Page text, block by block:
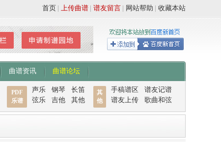
收藏本站
网站帮助
谱友留言
上传曲谱
首页
曲谱资讯 曲谱论坛
PDF
乐谱
声乐 钢琴
长笛
弦乐
吉他 其他
其
他
手稿谱区
谱友记谱
谱友上传
歌曲和弦